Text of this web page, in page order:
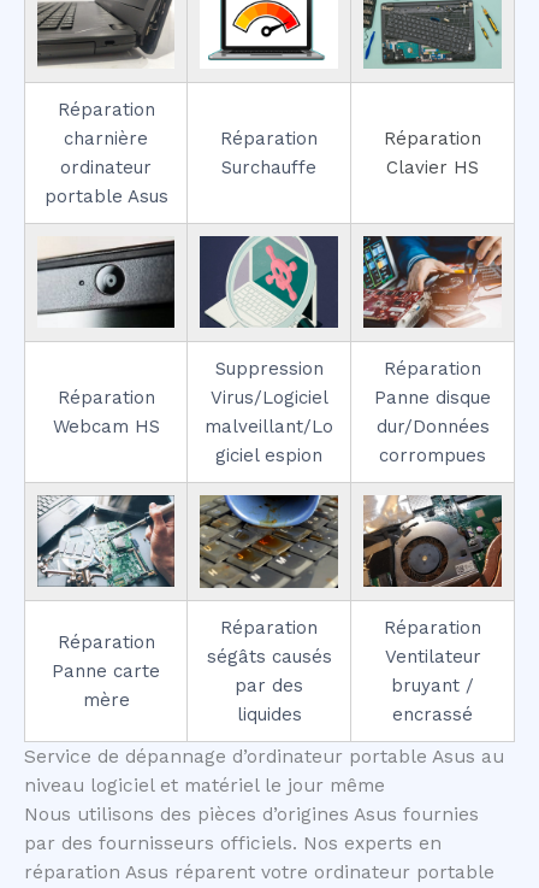
Réparation
charnière
ordinateur
portable Asus
Réparation
Surchauffe
Réparation
Clavier HS
Réparation
Webcam HS
Suppression
Virus/Logiciel
malveillant/Lo
giciel espion
Réparation
Panne disque
dur/Données
corrompues
Réparation
Panne carte
mère
Réparation
ségâts causés
par des
liquides
Réparation
Ventilateur
bruyant /
encrassé
Service de dépannage d’ordinateur portable Asus au
niveau logiciel et matériel le jour même
Nous utilisons des pièces d’origines Asus fournies
par des fournisseurs officiels. Nos experts en
réparation Asus réparent votre ordinateur portable